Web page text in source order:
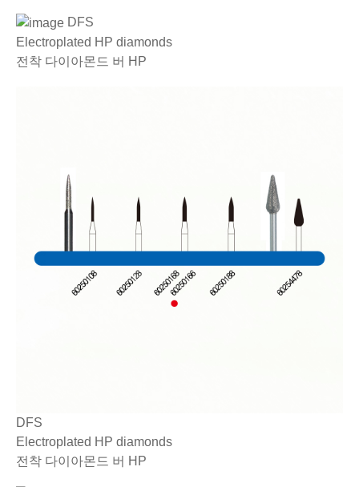
DFS
Electroplated HP diamonds
전착 다이아몬드 버 HP
DFS
Electroplated HP diamonds
전착 다이아몬드 버 HP